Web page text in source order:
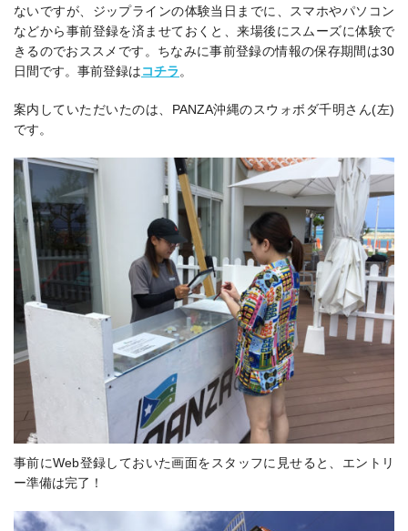
ないですが、ジップラインの体験当日までに、スマホやパソコン
などから事前登録を済ませておくと、来場後にスムーズに体験で
きるのでおススメです。ちなみに事前登録の情報の保存期間は30
日間です。事前登録はコチラ。
案内していただいたのは、PANZA沖縄のスウォボダ千明さん(左)
です。
事前にWeb登録しておいた画面をスタッフに見せると、エントリ
ー準備は完了！